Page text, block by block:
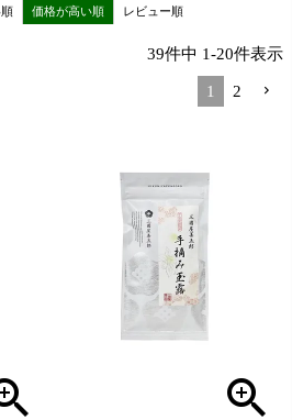
価格が高い順 レビュー順
39件中 1-20件表示
1 2